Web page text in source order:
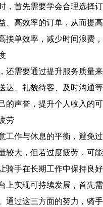
，首先需要学会合理选择
、高效率的订单，从而提
接单效率，减少时间浪费
还需要通过提升服务质量
达、礼貌待客、及时沟通
的声誉，提升个人收入的
劳
工作与休息的平衡，避免
较大，但若过度疲劳，可
骑手在长期工作中保持良
上实现可持续发展，首先
通过这三方面的努力，骑